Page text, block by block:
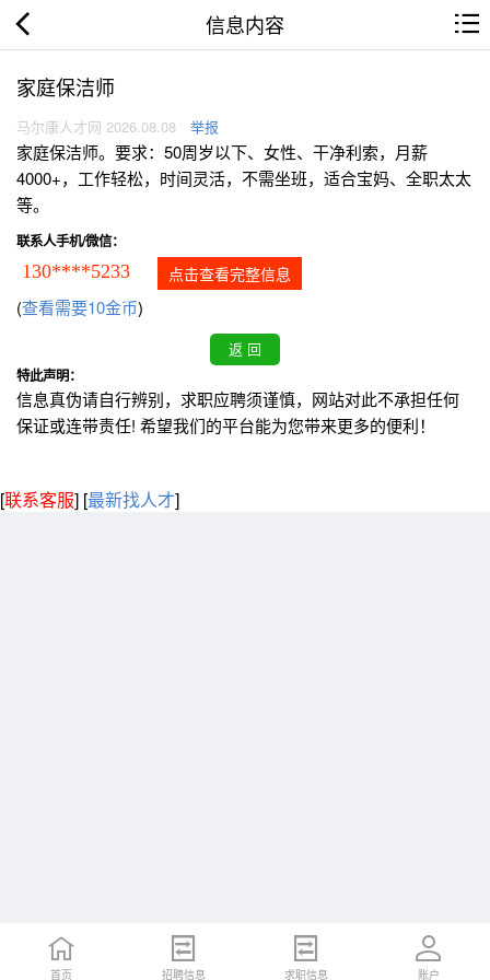
信息内容
家庭保洁师
马尔康人才网 2026.08.08 举报
家庭保洁师。要求：50周岁以下、女性、干净利索，月薪
4000+，工作轻松，时间灵活，不需坐班，适合宝妈、全职太太
等。
联系人手机/微信：
130****5233 点击查看完整信息
(查看需要10金币)
特此声明：
信息真伪请自行辨别，求职应聘须谨慎，网站对此不承担任何
保证或连带责任! 希望我们的平台能为您带来更多的便利！
[联系客服] [最新找人才]
首页 招聘信息 求职信息 账户